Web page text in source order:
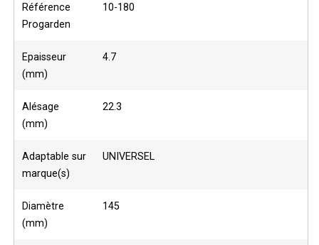
Référence
Progarden
10-180
Epaisseur
(mm)
4.7
Alésage
(mm)
22.3
Adaptable sur
marque(s)
UNIVERSEL
Diamètre
(mm)
145